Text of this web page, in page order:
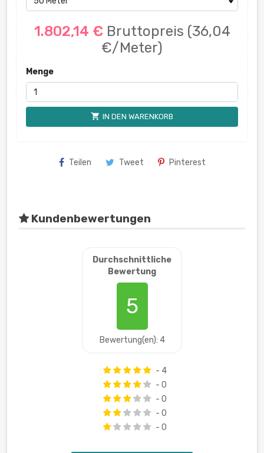
1.802,14 € Bruttopreis (36,04
€/Meter)
Menge
shopping_cart IN DEN WARENKORB
Teilen Tweet Pinterest
Kundenbewertungen
Durchschnittliche
Bewertung
5
Bewertung(en): 4
- 4
- 0
- 0
- 0
- 0